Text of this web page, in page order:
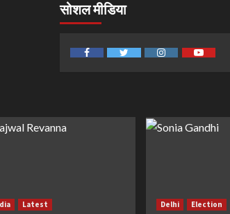
सोशल मीडिया
FacebookTwitter InstagramYoutube
Latest Delhi Election